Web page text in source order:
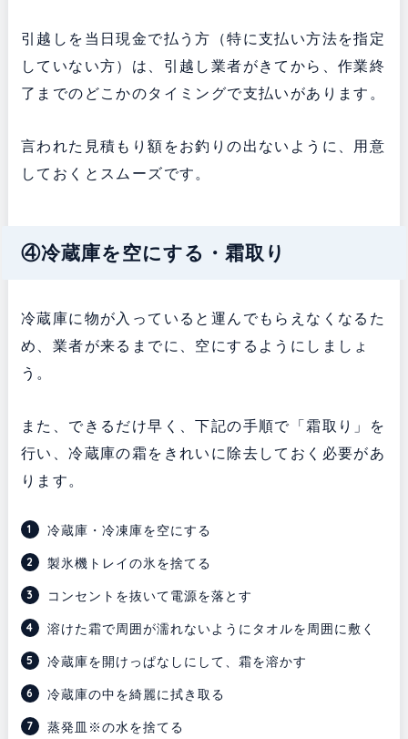
引越しを当日現金で払う方（特に支払い方法を指定
していない方）は、引越し業者がきてから、作業終
了までのどこかのタイミングで支払いがあります。
言われた見積もり額をお釣りの出ないように、用意
しておくとスムーズです。
④冷蔵庫を空にする・霜取り
冷蔵庫に物が入っていると運んでもらえなくなるた
め、業者が来るまでに、空にするようにしましょ
う。
また、できるだけ早く、下記の手順で「霜取り」を
行い、冷蔵庫の霜をきれいに除去しておく必要があ
ります。
冷蔵庫・冷凍庫を空にする
製氷機トレイの氷を捨てる
コンセントを抜いて電源を落とす
溶けた霜で周囲が濡れないようにタオルを周囲に敷く
冷蔵庫を開けっぱなしにして、霜を溶かす
冷蔵庫の中を綺麗に拭き取る
蒸発皿※の水を捨てる